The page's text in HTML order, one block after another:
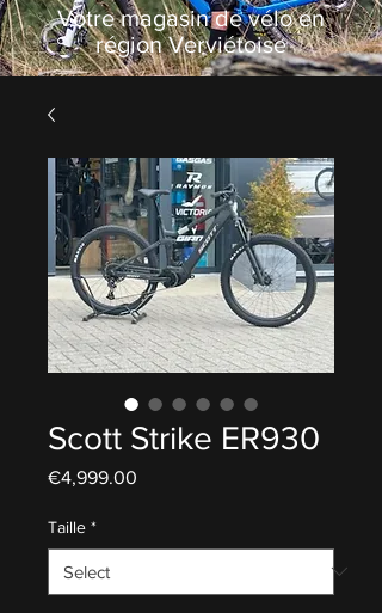
Votre magasin de vélo en
région Verviétoise
Scott Strike ER930
€4,999.00
Taille *